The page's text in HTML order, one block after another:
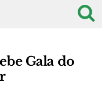
Gala do